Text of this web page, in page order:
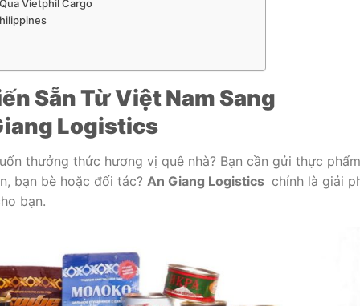
Vietphil Cargo
Sẵn Từ Việt Nam Sang
Logistics
thưởng thức hương vị quê nhà? Bạn cần gửi thực phẩm
bạn bè hoặc đối tác? An Giang Logistics chính là giải
bạn.